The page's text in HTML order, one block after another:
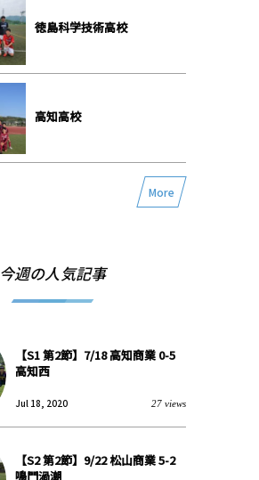
【S1 第4節】6/19 高松商業 7-2 高知
工業
徳島科学技術高校
高知高校
More
今週の人気記事
【S1 第2節】7/18 高知商業 0-5
高知西
Jul 18, 2020 27 views
【S2 第2節】9/22 松山商業 5-2
鳴門渦潮